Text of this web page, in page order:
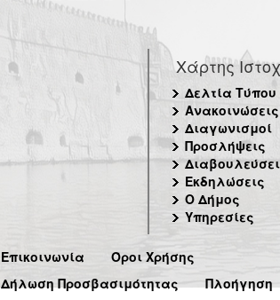
Χάρτης
Δελτία Τύπου
Ανακοινώσεις
Διαγωνισμοί
Προσλήψεις
Εκδηλώσεις
Ο Δήμος
Υπηρεσίες
Επικοινωνία
Όροι Χρήσης
Δήλωση Προσβασιμότητας
Πλοήγηση